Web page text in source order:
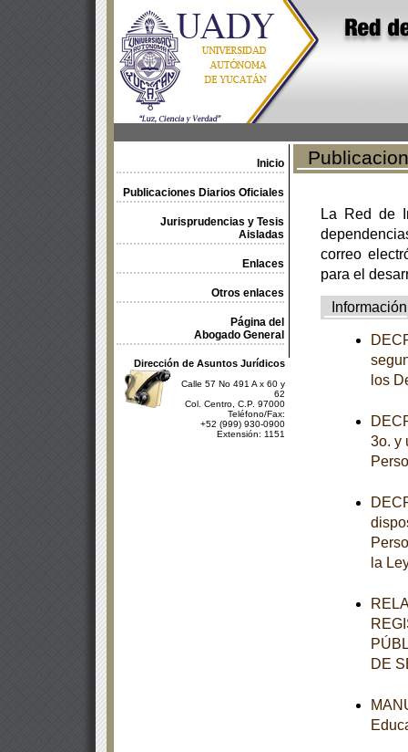
Inicio
Publicaciones Diarios Oficiales
Jurisprudencias y Tesis
Aisladas
Enlaces
Otros enlaces
Página del
Abogado General
Dirección de Asuntos Jurídicos
Calle 57 No 491 A x 60 y
62
Col. Centro, C.P. 97000
Teléfono/Fax:
+52 (999) 930-0900
Extensión: 1151
La Red de
correo
para el
Información
los
3o. y
la
DE